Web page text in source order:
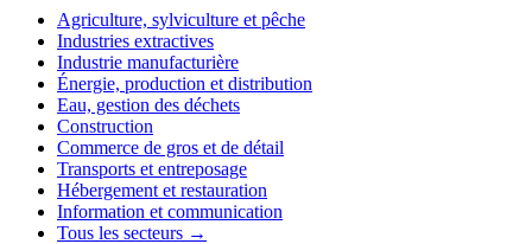
Agriculture, sylviculture et pêche
Industries extractives
Industrie manufacturière
Énergie, production et distribution
Eau, gestion des déchets
Construction
Commerce de gros et de détail
Transports et entreposage
Hébergement et restauration
Information et communication
Tous les secteurs →